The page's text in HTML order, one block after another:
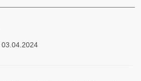
03.04.2024